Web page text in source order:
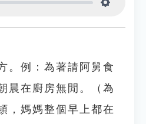
。例：為著請阿舅食
晨在廚房無閒。（為
，媽媽整個早上都在